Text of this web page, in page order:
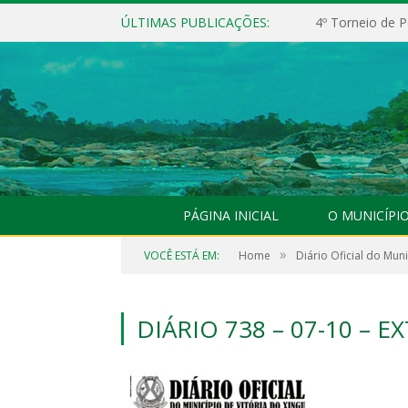
ÚLTIMAS PUBLICAÇÕES: 4º Torneio de
PÁGINA INICIAL O
VOCÊ ESTÁ EM: Home » Diário Oficial do
DIÁRIO 738 – 07-10 –